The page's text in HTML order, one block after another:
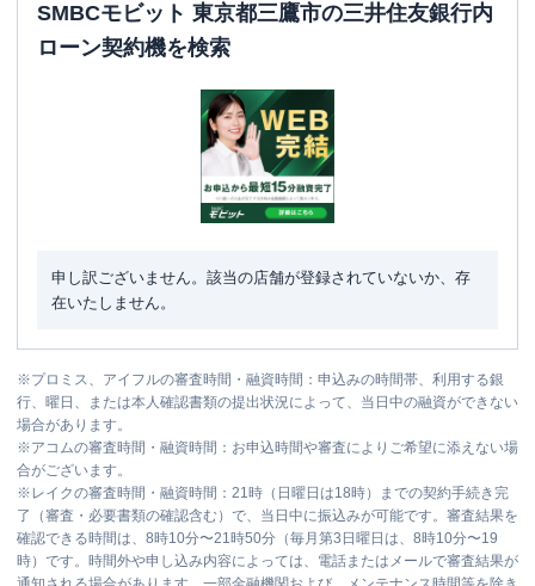
SMBCモビット 東京都三鷹市の三井住友銀行内
ローン契約機を検索
申し訳ございません。該当の店舗が登録されていないか、存
在いたしません。
※プロミス、アイフルの審査時間・融資時間：申込みの時間帯、利用する銀
行、曜日、または本人確認書類の提出状況によって、当日中の融資ができない
場合があります。
※アコムの審査時間・融資時間：お申込時間や審査によりご希望に添えない場
合がございます。
※ レイクの審査時間・融資時間：21時（日曜日は18時）までの契約手続き完
了（審査・必要書類の確認含む）で、当日中に振込みが可能です。審査結果を
確認できる時間は、8時10分〜21時50分（毎月第3日曜日は、8時10分〜19
時）です。時間外や申し込み内容によっては、電話またはメールで審査結果が